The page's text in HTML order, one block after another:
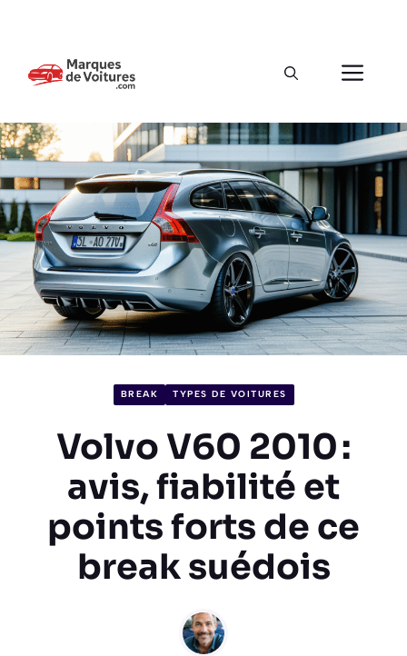
BREAK TYPES DE VOITURES
Volvo V60 2010 :
avis, fiabilité et
points forts de ce
break suédois